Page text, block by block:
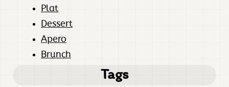
Plat
Dessert
Apero
Brunch
Tags